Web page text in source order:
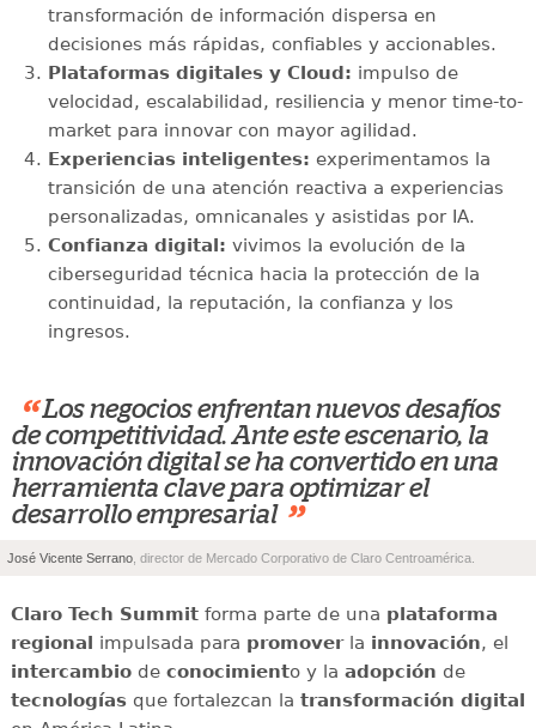
transformación de información dispersa en
decisiones más rápidas, confiables y accionables.
Plataformas digitales y Cloud: impulso de
velocidad, escalabilidad, resiliencia y menor time-to-
market para innovar con mayor agilidad.
Experiencias inteligentes: experimentamos la
transición de una atención reactiva a experiencias
personalizadas, omnicanales y asistidas por IA.
Confianza digital: vivimos la evolución de la
ciberseguridad técnica hacia la protección de la
continuidad, la reputación, la confianza y los
ingresos.
“ Los negocios enfrentan nuevos desafíos
de competitividad. Ante este escenario, la
innovación digital se ha convertido en una
herramienta clave para optimizar el
desarrollo empresarial ”
José Vicente Serrano , director de Mercado Corporativo de Claro Centroamérica.
Claro Tech Summitforma parte de una plataforma
regional
impulsada para promoverla innovación, el
intercambiode conocimiento y la adopción de
tecnologíasque fortalezcan la transformación digital